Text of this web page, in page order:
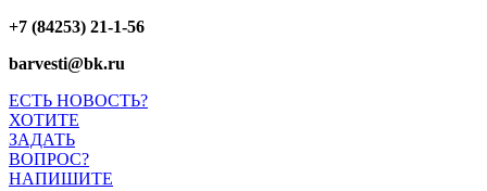
+7 (84253) 21-1-56
barvesti@bk.ru
ЕСТЬ НОВОСТЬ?
ХОТИТЕ
ЗАДАТЬ
ВОПРОС?
НАПИШИТЕ